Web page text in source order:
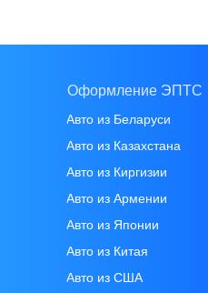
Оформление ЭПТС
Авто из Беларуси
Авто из Казахстана
Авто из Киргизии
Авто из Армении
Авто из Японии
Авто из Китая
Авто из CША